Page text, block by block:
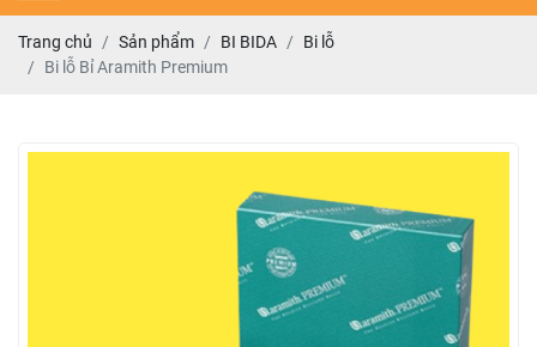
Trang chủ Sản phẩm BI BIDA
Bi lỗ
Bi lỗ Bỉ Aramith Premium